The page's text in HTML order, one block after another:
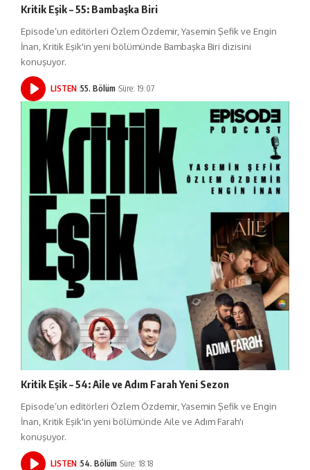
Kritik Eşik – 55: Bambaşka Biri
Episode’un editörleri Özlem Özdemir, Yasemin Şefik ve Engin
İnan, Kritik Eşik'in yeni bölümünde Bambaşka Biri dizisini
konuşuyor.
LISTEN 55. Bölüm Süre: 19:07
Kritik Eşik – 54: Aile ve Adım Farah Yeni Sezon
Episode’un editörleri Özlem Özdemir, Yasemin Şefik ve Engin
İnan, Kritik Eşik'in yeni bölümünde Aile ve Adım Farah'ı
konuşuyor.
LISTEN 54. Bölüm Süre: 18:18